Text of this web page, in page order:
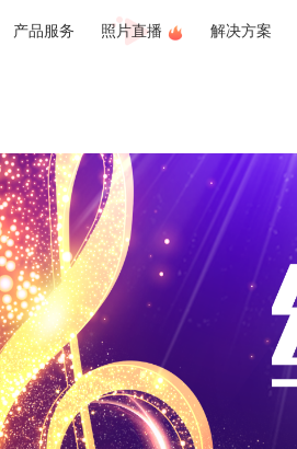
产品服务 照片直播 解决方案